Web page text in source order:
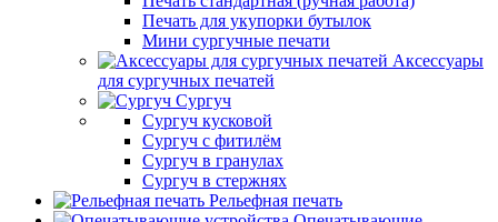
Печать для укупорки бутылок
Мини сургучные печати
Аксессуары
для сургучных печатей
Сургуч
Сургуч кусковой
Сургуч с фитилём
Сургуч в гранулах
Сургуч в стержнях
Рельефная печать